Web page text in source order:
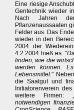
Eine riesige
Gentechnik wieder
Nach Jahren
Pflanzenaussaaten
Felder aus. Das
wieder in den
2004 der
4.2.2004 hieß es: "
finden, wie die
werden können.
Lebensmittel."
die Saatgut und
Initiatorenverein
weitere Firmen: „
notwendigen